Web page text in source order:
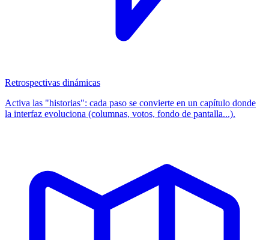
Retrospectivas dinámicas
Activa las "historias": cada paso se convierte en un capítulo donde
la interfaz evoluciona (columnas, votos, fondo de pantalla...).